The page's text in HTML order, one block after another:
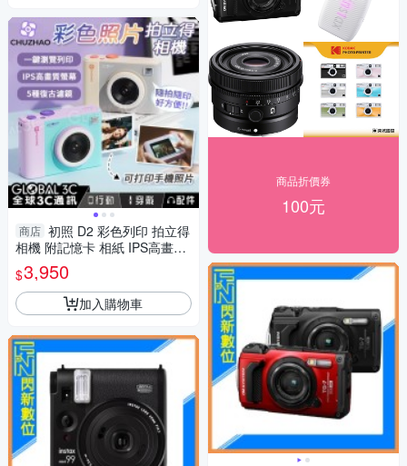
商店 初照 D2 彩色列印 拍立得
相機 附記憶卡 相紙 IPS高畫質
隨拍隨印 馬卡龍色
$3,950
加入購物車
商品折價券
100元